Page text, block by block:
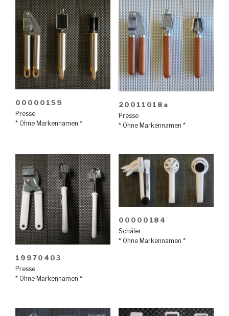
00000159
Presse
* Ohne Markennamen *
20011018a
Presse
* Ohne Markennamen *
19970403
Presse
* Ohne Markennamen *
00000184
Schäler
* Ohne Markennamen *